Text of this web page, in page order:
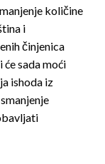
količine
i
činjenica
sada moći
ishoda iz